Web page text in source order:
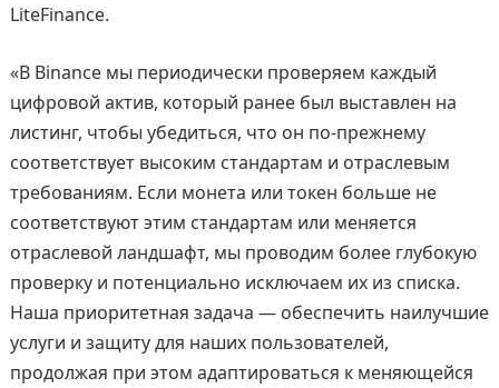
LiteFinance.
«В Binance мы периодически проверяем каждый
цифровой актив, который ранее был выставлен на
листинг, чтобы убедиться, что он по-прежнему
соответствует высоким стандартам и отраслевым
требованиям. Если монета или токен больше не
соответствуют этим стандартам или меняется
отраслевой ландшафт, мы проводим более глубокую
проверку и потенциально исключаем их из списка.
Наша приоритетная задача — обеспечить наилучшие
услуги и защиту для наших пользователей,
продолжая при этом адаптироваться к меняющейся